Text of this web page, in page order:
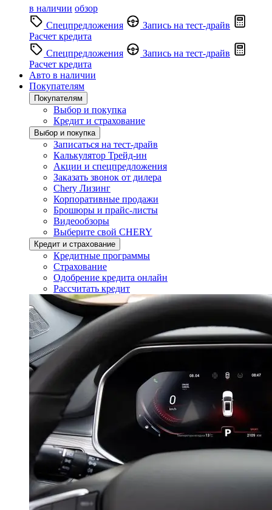
в наличии обзор
Спецпредложения
Запись на тест-драйв
Расчет кредита
Спецпредложения
Запись на тест-драйв
Расчет кредита
Авто в наличии
Покупателям
Покупателям
Выбор и покупка
Кредит и страхование
Выбор и покупка
Записаться на тест-драйв
Калькулятор Трейд-ин
Акции и спецпредложения
Заказать звонок от дилера
Chery Лизинг
Корпоративные продажи
Брошюры и прайс-листы
Видеообзоры
Выберите свой CHERY
Кредит и страхование
Кредитные программы
Страхование
Одобрение кредита онлайн
Рассчитать кредит